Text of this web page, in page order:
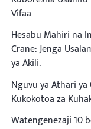
Vifaa
Hesabu Mahiri na
Crane: Jenga
ya Akili.
Nguvu ya Athari
Kukokotoa za
Watengenezaji 10